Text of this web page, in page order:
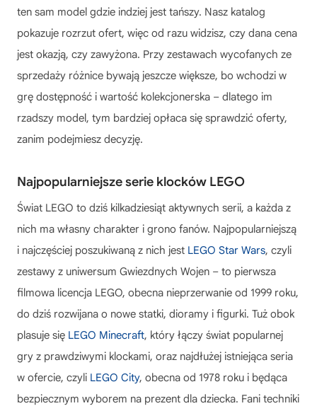
ten sam model gdzie indziej jest tańszy. Nasz katalog
pokazuje rozrzut ofert, więc od razu widzisz, czy dana cena
jest okazją, czy zawyżona. Przy zestawach wycofanych ze
sprzedaży różnice bywają jeszcze większe, bo wchodzi w
grę dostępność i wartość kolekcjonerska – dlatego im
rzadszy model, tym bardziej opłaca się sprawdzić oferty,
zanim podejmiesz decyzję.
Najpopularniejsze serie klocków LEGO
Świat LEGO to dziś kilkadziesiąt aktywnych serii, a każda z
nich ma własny charakter i grono fanów. Najpopularniejszą
i najczęściej poszukiwaną z nich jest LEGO Star Wars, czyli
zestawy z uniwersum Gwiezdnych Wojen – to pierwsza
filmowa licencja LEGO, obecna nieprzerwanie od 1999 roku,
do dziś rozwijana o nowe statki, dioramy i figurki. Tuż obok
plasuje się LEGO Minecraft, który łączy świat popularnej
gry z prawdziwymi klockami, oraz najdłużej istniejąca seria
w ofercie, czyli LEGO City, obecna od 1978 roku i będąca
bezpiecznym wyborem na prezent dla dziecka. Fani techniki